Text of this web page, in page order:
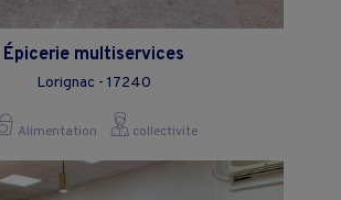
Épicerie multiservices
Lorignac - 17240
Alimentation collectivite